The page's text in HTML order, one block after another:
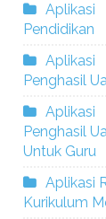
Aplikasi
Pendidikan
Aplikasi
Penghasil
Aplikasi
Penghasil
Untuk Guru
Aplikasi
Kurikulum